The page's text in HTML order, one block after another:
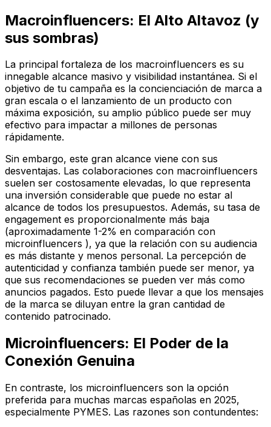
Macroinfluencers: El Alto Altavoz (y
sus sombras)
La principal fortaleza de los macroinfluencers es su
innegable alcance masivo y visibilidad instantánea. Si el
objetivo de tu campaña es la concienciación de marca a
gran escala o el lanzamiento de un producto con
máxima exposición, su amplio público puede ser muy
efectivo para impactar a millones de personas
rápidamente.
Sin embargo, este gran alcance viene con sus
desventajas. Las colaboraciones con macroinfluencers
suelen ser costosamente elevadas, lo que representa
una inversión considerable que puede no estar al
alcance de todos los presupuestos. Además, su tasa de
engagement es proporcionalmente más baja
(aproximadamente 1-2% en comparación con
microinfluencers ), ya que la relación con su audiencia
es más distante y menos personal. La percepción de
autenticidad y confianza también puede ser menor, ya
que sus recomendaciones se pueden ver más como
anuncios pagados. Esto puede llevar a que los mensajes
de la marca se diluyan entre la gran cantidad de
contenido patrocinado.
Microinfluencers: El Poder de la
Conexión Genuina
En contraste, los microinfluencers son la opción
preferida para muchas marcas españolas en 2025,
especialmente PYMES. Las razones son contundentes: